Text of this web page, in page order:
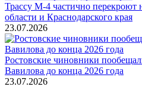
Трассу М-4 частично перекроют
области и Краснодарского края
23.07.2026
Ростовские чиновники
Вавилова до конца 2026 года
23.07.2026